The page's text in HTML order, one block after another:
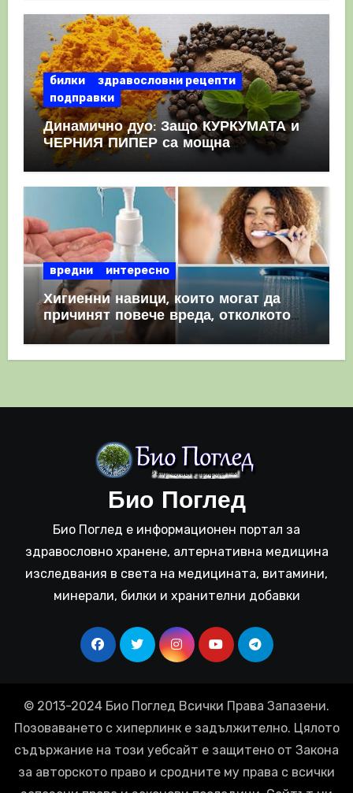
билки
здравословни рецепти
подправки
Динамично дуо: Защо КУРКУМАТА и
ЧЕРНИЯ ПИПЕР са мощна
комбинация
вредни интересно
Хигиенни навици, които могат да
причинят повече вреда, отколкото
полза
Био Поглед
Био Поглед е информационен портал за
здравословно хранене, алтернативна медицина
изследвания в света на медицината, витамини,
минерали, билки и хранителни добавки
© 2013-2024 Био Поглед Всички Права Запазени.
Позоваването с хиперлинк е задължително. Цялото
съдържание на този уебсайт е защитено от Закона
за авторското право и сродните му права с всички